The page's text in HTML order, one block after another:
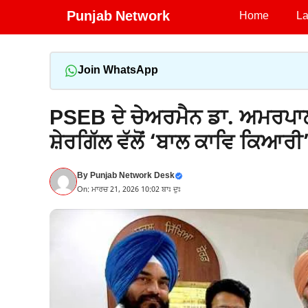
Punjab Network Home
Join WhatsApp
PSEB ਦੇ ਚੇਅਰਮੈਨ ਡਾ.
ਸ਼ੇਰਗਿੱਲ ਵੱਲੋਂ ‘ਬਾਲ ਕਾਵਿ
ByPunjab Network Desk
On: ਮਾਰਚ 21, 2026 10:02 ਬਾਃ ਦੁਃ